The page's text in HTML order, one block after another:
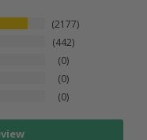
2177
442
0
0
0